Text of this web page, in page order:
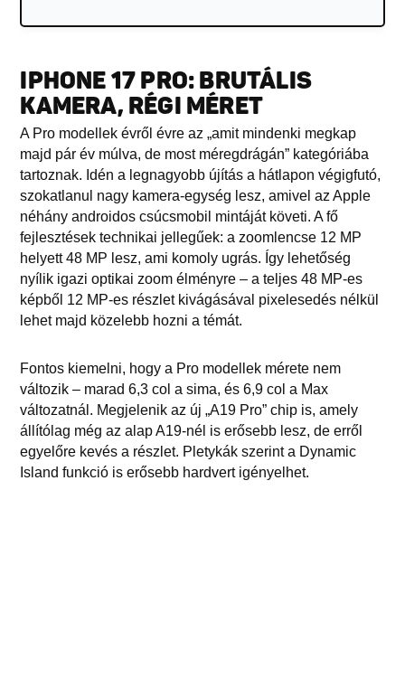
IPHONE 17 PRO: BRUTÁLIS
KAMERA, RÉGI MÉRET
A Pro modellek évről évre az „amit mindenki megkap
majd pár év múlva, de most méregdrágán” kategóriába
tartoznak. Idén a legnagyobb újítás a hátlapon végigfutó,
szokatlanul nagy kamera-egység lesz, amivel az Apple
néhány androidos csúcsmobil mintáját követi. A fő
fejlesztések technikai jellegűek: a zoomlencse 12 MP
helyett 48 MP lesz, ami komoly ugrás. Így lehetőség
nyílik igazi optikai zoom élményre – a teljes 48 MP-es
képből 12 MP-es részlet kivágásával pixelesedés nélkül
lehet majd közelebb hozni a témát.
Fontos kiemelni, hogy a Pro modellek mérete nem
változik – marad 6,3 col a sima, és 6,9 col a Max
változatnál. Megjelenik az új „A19 Pro” chip is, amely
állítólag még az alap A19-nél is erősebb lesz, de erről
egyelőre kevés a részlet. Pletykák szerint a Dynamic
Island funkció is erősebb hardvert igényelhet.